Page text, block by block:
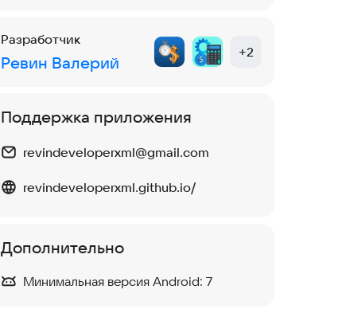
4,3
Разработчик
Ревин Валерий
+2
Поддержка приложения
revindeveloperxml@gmail.com
revindeveloperxml.github.io/
Дополнительно
Минимальная версия Android: 7